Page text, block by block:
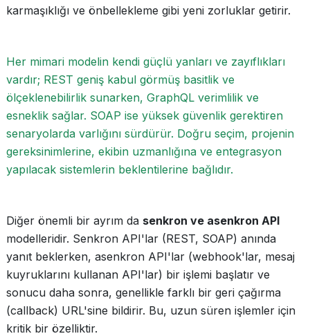
karmaşıklığı ve önbellekleme gibi yeni zorluklar getirir.
Her mimari modelin kendi güçlü yanları ve zayıflıkları
vardır; REST geniş kabul görmüş basitlik ve
ölçeklenebilirlik sunarken, GraphQL verimlilik ve
esneklik sağlar. SOAP ise yüksek güvenlik gerektiren
senaryolarda varlığını sürdürür. Doğru seçim, projenin
gereksinimlerine, ekibin uzmanlığına ve entegrasyon
yapılacak sistemlerin beklentilerine bağlıdır.
Diğer önemli bir ayrım da senkron ve asenkron API
modelleridir. Senkron API'lar (REST, SOAP) anında
yanıt beklerken, asenkron API'lar (webhook'lar, mesaj
kuyruklarını kullanan API'lar) bir işlemi başlatır ve
sonucu daha sonra, genellikle farklı bir geri çağırma
(callback) URL'sine bildirir. Bu, uzun süren işlemler için
kritik bir özelliktir.